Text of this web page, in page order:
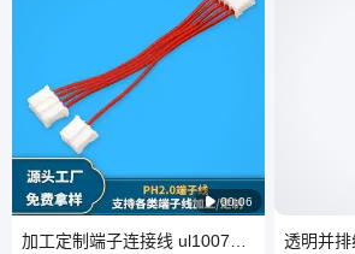
端子的可焊性至关重要。
常见的焊接端涂层包括锡
合金、银和金。 2.压接
连接：压接是一种在规则
 00:06
加工定制端子连接线 ul1007电
透明并排